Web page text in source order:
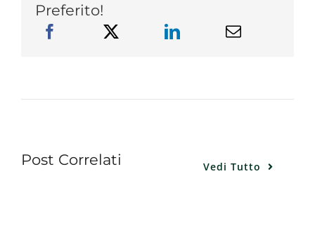
Preferito!
Post Correlati Vedi Tutto